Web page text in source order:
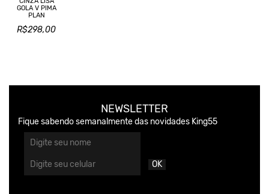
GOLA V PIMA
PLAN
R$298,00
NEWSLETTER
Fique sabendo semanalmente das novidades King55
OK